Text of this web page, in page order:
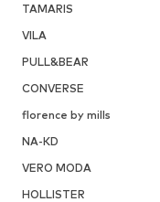
TAMARIS
VILA
PULL&BEAR
CONVERSE
florence by mills
NA-KD
VERO MODA
HOLLISTER